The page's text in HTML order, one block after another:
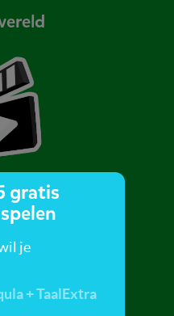
van Squla.
nu
dieren zijn al deze
in dit filmpje
gratis
je
+ TaalExtra